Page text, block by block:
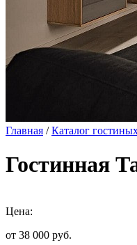
Главная /Каталог
Гостинная
Цена:
от 38 000 руб.